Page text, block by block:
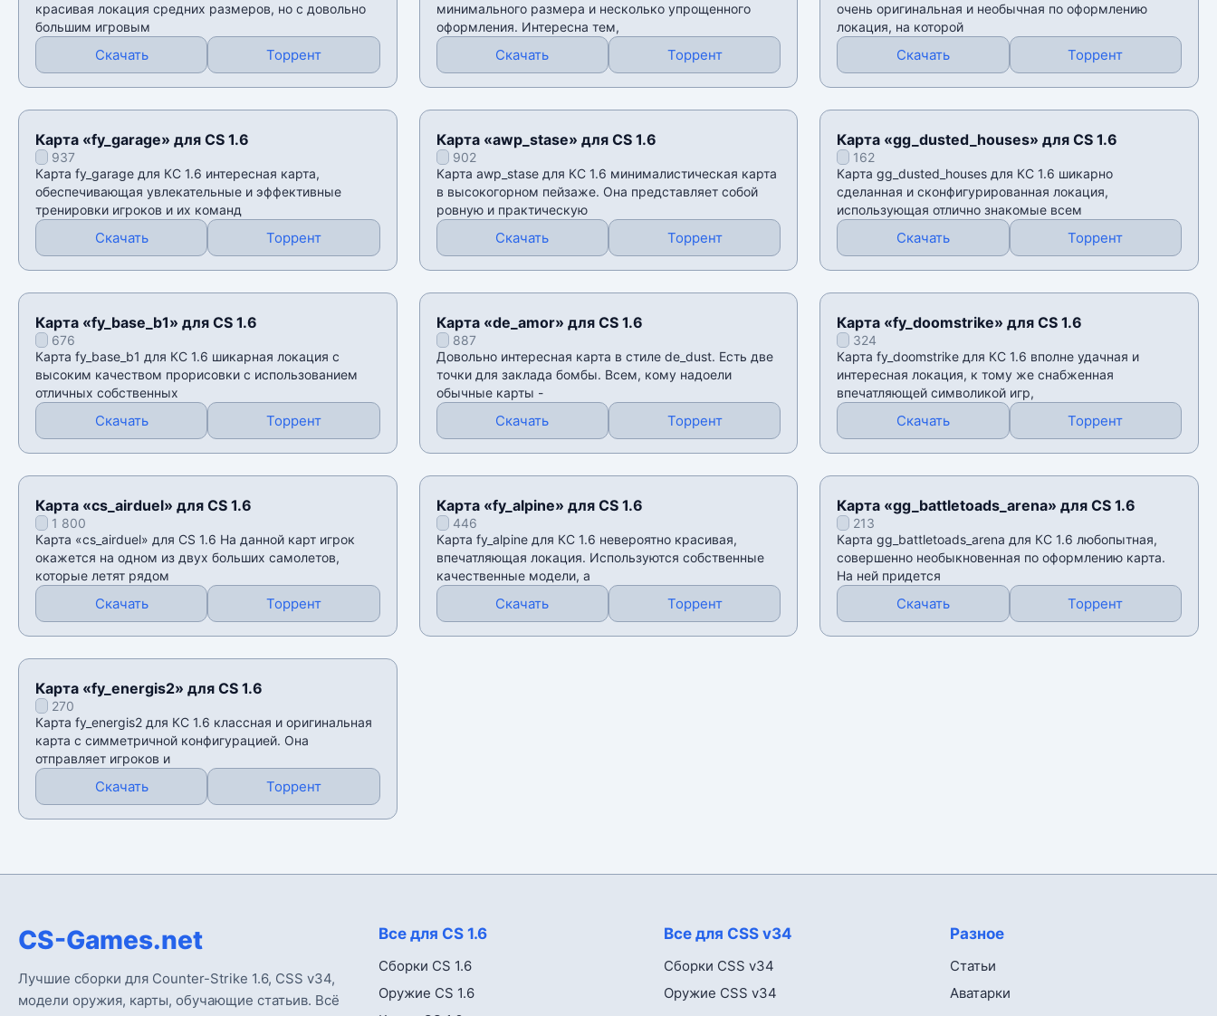
красивая локация средних размеров, но с довольно
большим игровым
Скачать Торрент
минимального размера и несколько упрощенного
оформления. Интересна тем,
Скачать Торрент
очень оригинальная и необычная по оформлению
локация, на которой
Скачать Торрент
Карта «fy_garage» для CS 1.6
937
Карта fy_garage для КС 1.6 интересная карта,
обеспечивающая увлекательные и эффективные
тренировки игроков и их команд
Скачать Торрент
Карта «awp_stase» для CS 1.6
902
Карта awp_stase для КС 1.6 минималистическая карта
в высокогорном пейзаже. Она представляет собой
ровную и практическую
Скачать Торрент
Карта «gg_dusted_houses» для CS 1.6
162
Карта gg_dusted_houses для КС 1.6 шикарно
сделанная и сконфигурированная локация,
использующая отлично знакомые всем
Скачать Торрент
Карта «fy_base_b1» для CS 1.6
676
Карта fy_base_b1 для КС 1.6 шикарная локация с
высоким качеством прорисовки с использованием
отличных собственных
Скачать Торрент
Карта «de_amor» для CS 1.6
887
Довольно интересная карта в стиле de_dust. Есть две
точки для заклада бомбы. Всем, кому надоели
обычные карты -
Скачать Торрент
Карта «fy_doomstrike» для CS 1.6
324
Карта fy_doomstrike для КС 1.6 вполне удачная и
интересная локация, к тому же снабженная
впечатляющей символикой игр,
Скачать Торрент
Карта «cs_airduel» для CS 1.6
1 800
Карта «cs_airduel» для CS 1.6 На данной карт игрок
окажется на одном из двух больших самолетов,
которые летят рядом
Скачать Торрент
Карта «fy_alpine» для CS 1.6
446
Карта fy_alpine для КС 1.6 невероятно красивая,
впечатляющая локация. Используются собственные
качественные модели, а
Скачать Торрент
Карта «gg_battletoads_arena» для CS 1.6
213
Карта gg_battletoads_arena для КС 1.6 любопытная,
совершенно необыкновенная по оформлению карта.
На ней придется
Скачать Торрент
Карта «fy_energis2» для CS 1.6
270
Карта fy_energis2 для КС 1.6 классная и оригинальная
карта с симметричной конфигурацией. Она
отправляет игроков и
Скачать Торрент
CS-Games.net
Лучшие сборки для Counter-Strike 1.6, CSS v34,
модели оружия, карты, обучающие статьив. Всё
Все для CS 1.6
Сборки CS 1.6
Оружие CS 1.6
Все для CSS v34
Сборки CSS v34
Оружие CSS v34
Разное
Статьи
Аватарки